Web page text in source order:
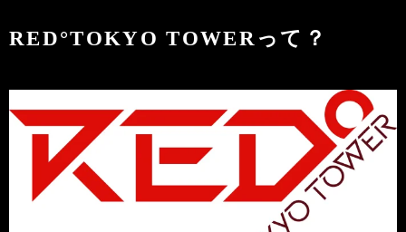
RED°TOKYO TOWERって？